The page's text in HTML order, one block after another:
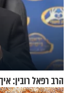
הרב רפאל רובין: